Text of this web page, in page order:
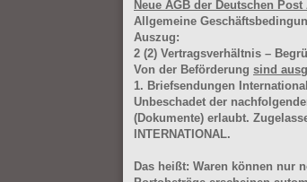
Neue AGB der Deutschen Post
Allgemeine
Auszug:
2 (2) Vertragsverhältnis –
Von der Beförderung sind
1. Briefsendungen
Unbeschadet der
(Dokumente) erlaubt.
INTERNATIONAL.
Das heißt: Waren können nur